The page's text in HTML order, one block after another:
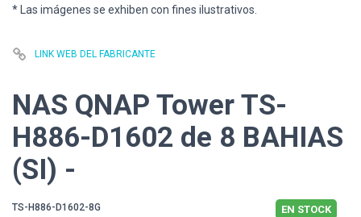
* Las imágenes se exhiben con fines ilustrativos.
LINK WEB DEL FABRICANTE
NAS QNAP Tower TS-
H886-D1602 de 8 BAHIAS
(SI) -
TS-H886-D1602-8G EN STOCK